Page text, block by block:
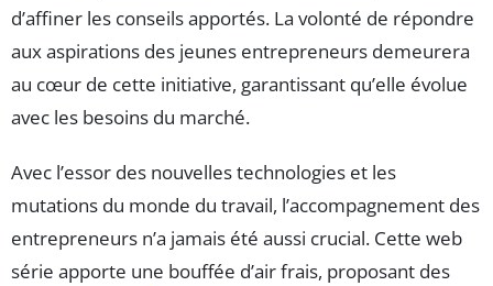
d’affiner les conseils apportés. La volonté de répondre
aux aspirations des jeunes entrepreneurs demeurera
au cœur de cette initiative, garantissant qu’elle évolue
avec les besoins du marché.
Avec l’essor des nouvelles technologies et les
mutations du monde du travail, l’accompagnement des
entrepreneurs n’a jamais été aussi crucial. Cette web
série apporte une bouffée d’air frais, proposant des